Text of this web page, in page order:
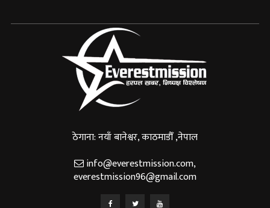
ठेगाना: नयाँ बानेश्वर, काठमाडौँ ,नेपाल
info@everestmission.com,
everestmission96@gmail.com